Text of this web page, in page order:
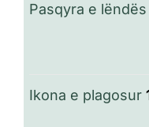
Pasqyra e lëndës
Ikona e plagosur